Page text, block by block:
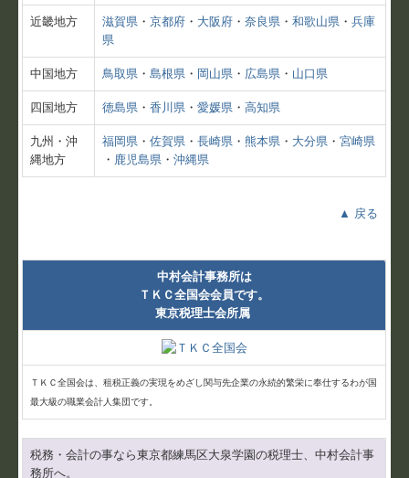
個人情報保護方針
リンク集
中村会計事務所は
ＴＫＣ全国会会員です。
東京税理士会所属
ＴＫＣ全国会は、租税正義の実現をめざし関与先企業の永続的繁栄に奉仕するわが国
最大級の職業会計人集団です。
税務・会計の事なら東京都練馬区大泉学園の税理士、中村会計事
務所へ。
近畿地方 滋賀県 ・京都府 ・ 大阪府 ・奈良県 ・和歌山県 ・兵庫
県
中国地方 鳥取県 ・島根県 ・ 岡山県 ・ 広島県 ・ 山口県
四国地方 徳島県 ・香川県 ・愛媛県 ・高知県
九州・沖
縄地方
福岡県 ・佐賀県 ・長崎県 ・ 熊本県 ・ 大分県 ・宮崎県
・ 鹿児島県 ・沖縄県
▲ 戻る